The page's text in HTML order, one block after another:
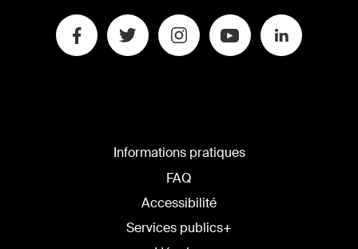
Informations pratiques
FAQ
Accessibilité
Services publics+